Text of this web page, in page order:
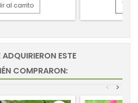
al carrito 
ESTE
COMPRARON:
>
<